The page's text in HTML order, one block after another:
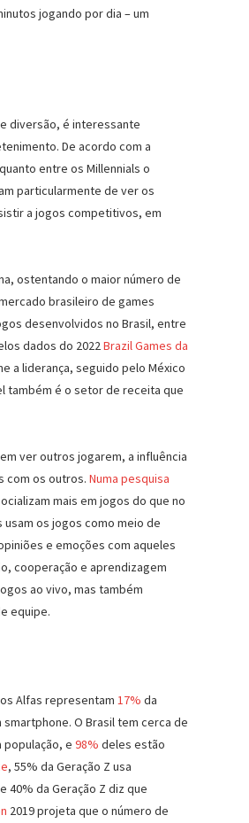
jogando por dia – um
diversão, é interessante
De acordo com a
entre os Millennials o
particularmente de ver os
a jogos competitivos, em
ostentando o maior número de
brasileiro de games
desenvolvidos no Brasil, entre
dados do 2022Brazil Games da
a liderança, seguido pelo México
também é o setor de receita que
ver outros jogarem, a influência
com os outros. Numa pesquisa
mais em jogos do que no
usam os jogos como meio de
e emoções com aqueles
cooperação e aprendizagem
ao vivo, mas também
equipe.
Alfas representam 17% da
O Brasil tem cerca de
população, e 98% deles estão
, 55% da Geração Z usa
40% da Geração Z diz que
2019 projeta que o número de